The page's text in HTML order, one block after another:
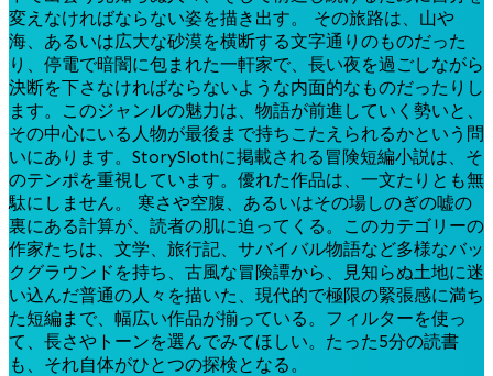
変えなければならない姿を描き出す。 その旅路は、山や
海、あるいは広大な砂漠を横断する文字通りのものだった
り、停電で暗闇に包まれた一軒家で、長い夜を過ごしながら
決断を下さなければならないような内面的なものだったりし
ます。このジャンルの魅力は、物語が前進していく勢いと、
その中心にいる人物が最後まで持ちこたえられるかという問
いにあります。StorySlothに掲載される冒険短編小説は、そ
のテンポを重視しています。優れた作品は、一文たりとも無
駄にしません。 寒さや空腹、あるいはその場しのぎの嘘の
裏にある計算が、読者の肌に迫ってくる。このカテゴリーの
作家たちは、文学、旅行記、サバイバル物語など多様なバッ
クグラウンドを持ち、古風な冒険譚から、見知らぬ土地に迷
い込んだ普通の人々を描いた、現代的で極限の緊張感に満ち
た短編まで、幅広い作品が揃っている。フィルターを使っ
て、長さやトーンを選んでみてほしい。たった5分の読書
も、それ自体がひとつの探検となる。